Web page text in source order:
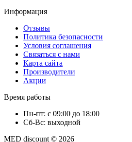
Информация
Отзывы
Политика безопасности
Условия соглашения
Связаться с нами
Карта сайта
Производители
Акции
Время работы
Пн-пт: с 09:00 до 18:00
Сб-Вс: выходной
MED discount © 2026